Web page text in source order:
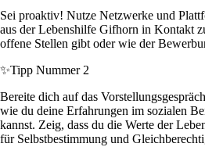
Sei proaktiv! Nutze Netzwerke und
aus der Lebenshilfe Gifhorn in Kontakt
offene Stellen gibt oder wie der
✨Tipp Nummer 2
Bereite dich auf das
wie du deine Erfahrungen im sozialen
kannst. Zeig, dass du die Werte der
für Selbstbestimmung und